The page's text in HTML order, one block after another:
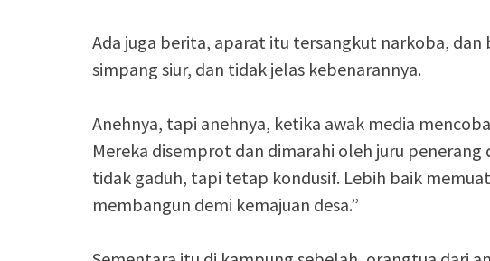
Ada juga berita, aparat itu tersangkut narkoba, dan
simpang siur, dan tidak jelas kebenarannya.
Anehnya, tapi anehnya, ketika awak media
Mereka disemprot dan dimarahi oleh juru penerang
tidak gaduh, tapi tetap kondusif. Lebih baik
membangun demi kemajuan desa.”